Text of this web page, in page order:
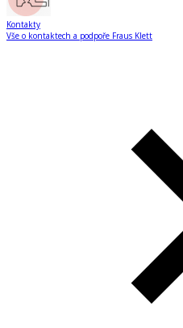
Kontakty
Vše o kontaktech a podpoře Fraus Klett